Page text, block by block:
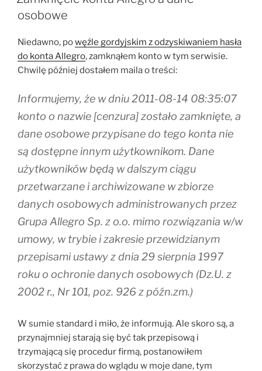
osobowe
Niedawno, powęźle gordyjskim z odzyskiwaniem hasła
do konta Allegro, zamknąłem konto w tym serwisie.
Chwilę później dostałem maila o treści:
Informujemy, że w dniu 2011-08-14 08:35:07
konto o nazwie [cenzura] zostało zamknięte, a
dane osobowe przypisane do tego konta nie
są dostępne innym użytkownikom. Dane
użytkowników będą w dalszym ciągu
przetwarzane i archiwizowane w zbiorze
danych osobowych administrowanych przez
Grupa Allegro Sp. z o.o. mimo rozwiązania w/w
umowy, w trybie i zakresie przewidzianym
przepisami ustawy z dnia 29 sierpnia 1997
roku o ochronie danych osobowych (Dz.U. z
2002 r., Nr 101, poz. 926 z późn.zm.)
W sumie standard i miło, że informują. Ale skoro są, a
przynajmniej starają się być tak przepisową i
trzymającą się procedur firmą, postanowiłem
skorzystać z prawa do wglądu w moje dane, tym